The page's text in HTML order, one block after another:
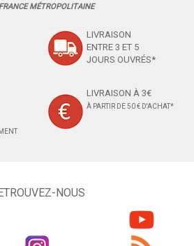
MÉTROPOLITAINE
LIVRAISON
ENTRE 3 ET 5
JOURS OUVRÉS*
LIVRAISON À 3€
À PARTIR DE 50 € D'ACHAT*
NOUS